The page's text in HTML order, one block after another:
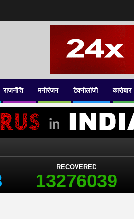
राजनीति मनोरंजन टेक्नोलॉजी कारोबार